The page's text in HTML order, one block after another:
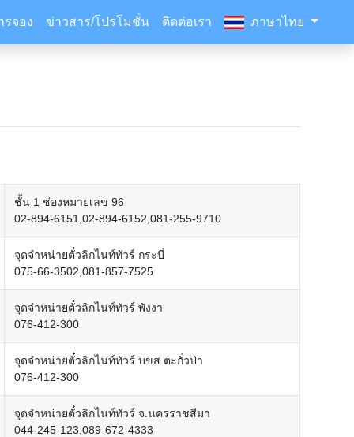
รจอง ข่าวสาร/โปรโมชั่น ติดต่อเรา ภาษาไทย
ชั้น 1 ช่องหมายเลข 96
02-894-6151,02-894-6152,081-255-9710
จุดจำหน่ายตั๋วลิกไนท์ทัวร์ กระบี่
075-66-3502,081-857-7525
จุดจำหน่ายตั๋วลิกไนท์ทัวร์ พังงา
076-412-300
จุดจำหน่ายตั๋วลิกไนท์ทัวร์ บขส.ตะกั่วป่า
076-412-300
จุดจำหน่ายตั๋วลิกไนท์ทัวร์ จ.นครราชสีมา
044-245-123,089-672-4333